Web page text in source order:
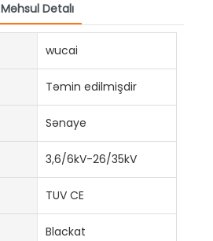
Məhsul Detalı
wucai
Təmin edilmişdir
Sənaye
3,6/6kV-26/35kV
TUV CE
Blackat